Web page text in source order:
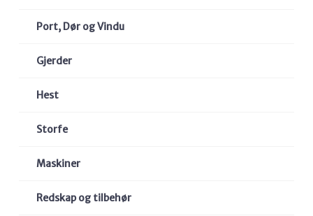
Port, Dør og Vindu
Gjerder
Hest
Storfe
Maskiner
Redskap og tilbehør